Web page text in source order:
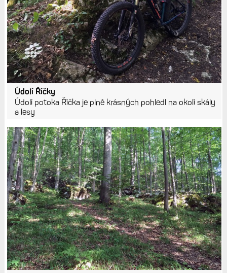
Údolí Říčky
Údolí potoka Říčka je plné krásných pohledl na okolí skály
a lesy